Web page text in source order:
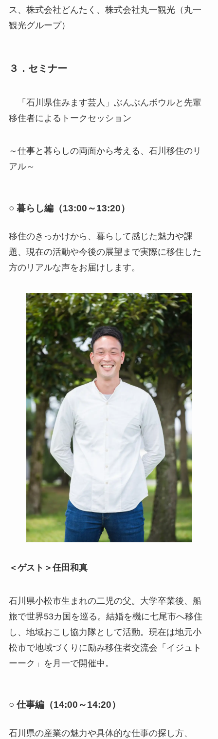
ス、株式会社どんたく、株式会社丸一観光（丸一
観光グループ）
３．セミナー
「石川県住みます芸人」ぶんぶんボウルと先輩
移住者によるトークセッション
～仕事と暮らしの両面から考える、石川移住のリ
アル～
○ 暮らし編（13:00～13:20）
移住のきっかけから、暮らして感じた魅力や課
題、現在の活動や今後の展望まで実際に移住した
方のリアルな声をお届けします。
＜ゲスト＞任田和真
石川県小松市生まれの二児の父。大学卒業後、船
旅で世界53カ国を巡る。結婚を機に七尾市へ移住
し、地域おこし協力隊として活動。現在は地元小
松市で地域づくりに励み移住者交流会「イジュト
ーーク」を月一で開催中。
○ 仕事編（14:00～14:20）
石川県の産業の魅力や具体的な仕事の探し方、